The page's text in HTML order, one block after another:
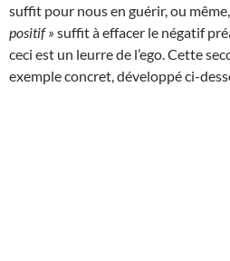
suffit pour nous en guérir, ou
positif » suffit à effacer le négatif
ceci est un leurre de l’ego. Cette
exemple concret, développé ci-